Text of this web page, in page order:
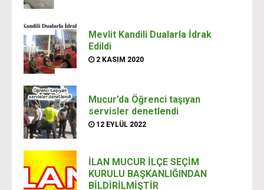
Mevlit Kandili Dualarla İdrak
Edildi
2 KASIM 2020
Mucur’da Öğrenci taşıyan
servisler denetlendi
12 EYLÜL 2022
İLAN MUCUR İLÇE SEÇİM
KURULU BAŞKANLIĞINDAN
BİLDİRİLMİŞTİR